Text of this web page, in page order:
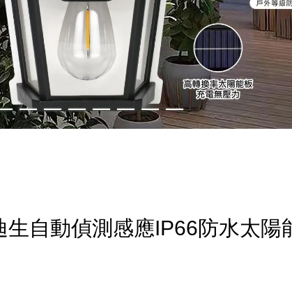
生自動偵測感應IP66防水太陽